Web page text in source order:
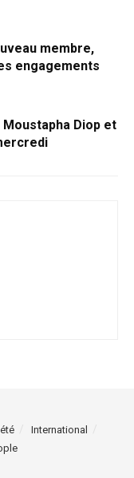
membre,
engagements
Diop et
International